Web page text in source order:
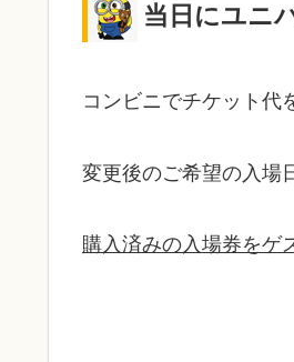
当日にユニ
コンビニでチケット代
変更後のご希望の入場
購入済みの入場券をゲ